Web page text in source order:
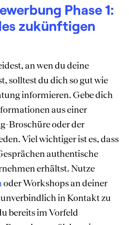
Phase 1:
zukünftigen
an wen du deine
solltest du dich so gut wie
informieren. Gebe dich
aus einer
Broschüre oder der
Viel wichtiger ist es, dass
authentische
erhältst. Nutze
oder Workshops an deiner
in Kontakt zu
bereits im Vorfeld